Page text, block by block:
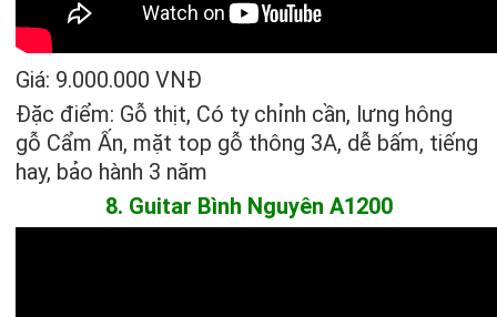
Giá: 9.000.000 VNĐ
Đặc điểm: Gỗ thịt, Có ty chỉnh cần, lưng hông
gỗ Cẩm Ấn, mặt top gỗ thông 3A, dễ bấm, tiếng
hay, bảo hành 3 năm
8. Guitar Bình Nguyên A1200